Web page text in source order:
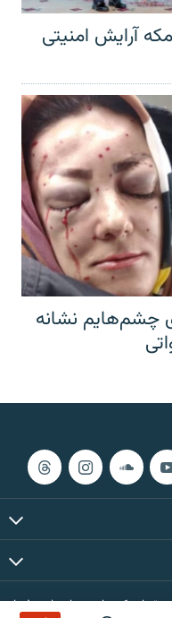
آرایش امنیتی
چشم‌هایم نشانه
کپی‌رایت، برای رادیو فردا